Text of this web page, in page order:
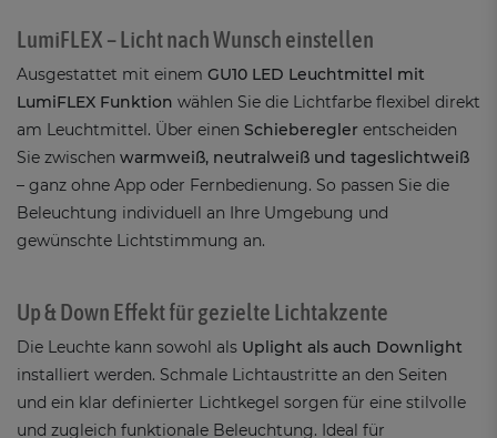
LumiFLEX – Licht nach Wunsch einstellen
Ausgestattet mit einem GU10 LED Leuchtmittel mit
LumiFLEX Funktion wählen Sie die Lichtfarbe flexibel direkt
am Leuchtmittel. Über einen Schieberegler entscheiden
Sie zwischen warmweiß, neutralweiß und tageslichtweiß
– ganz ohne App oder Fernbedienung. So passen Sie die
Beleuchtung individuell an Ihre Umgebung und
gewünschte Lichtstimmung an.
Up & Down Effekt für gezielte Lichtakzente
Die Leuchte kann sowohl als Uplight als auch Downlight
installiert werden. Schmale Lichtaustritte an den Seiten
und ein klar definierter Lichtkegel sorgen für eine stilvolle
und zugleich funktionale Beleuchtung. Ideal für